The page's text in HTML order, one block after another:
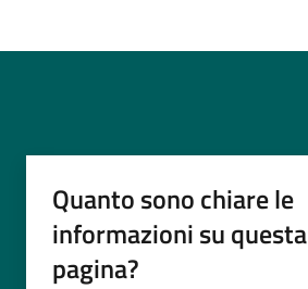
Quanto sono chiare le
informazioni su questa
pagina?